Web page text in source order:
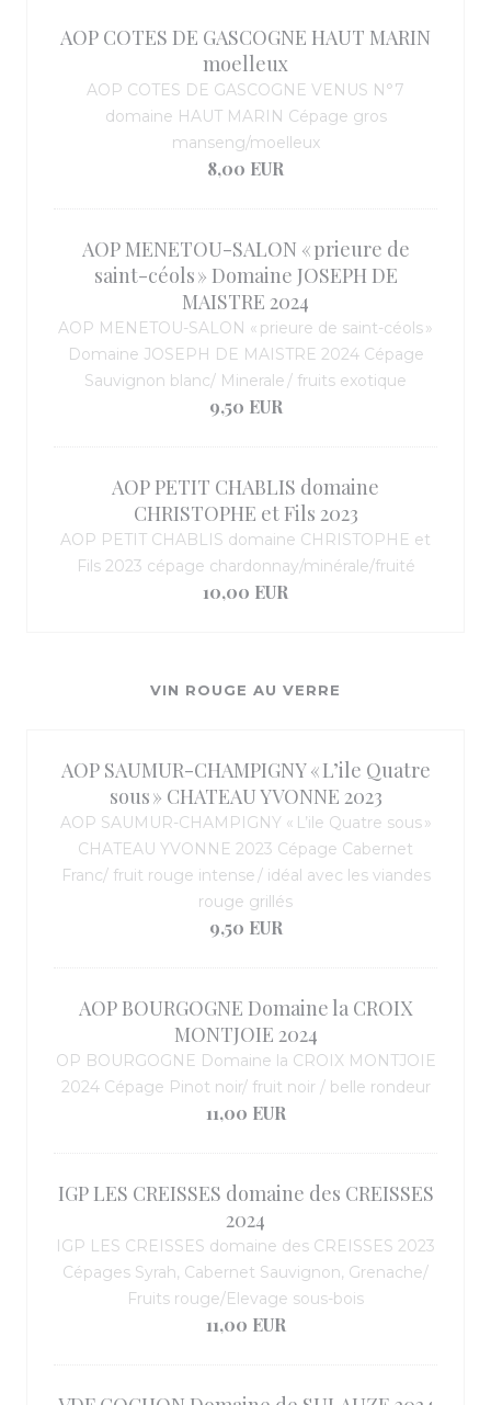
AOP COTES DE GASCOGNE HAUT MARIN
moelleux
AOP COTES DE GASCOGNE VENUS N°7
domaine HAUT MARIN Cépage gros
manseng/moelleux
8,00 EUR
AOP MENETOU-SALON « prieure de
saint-céols » Domaine JOSEPH DE
MAISTRE 2024
AOP MENETOU-SALON « prieure de saint-céols »
Domaine JOSEPH DE MAISTRE 2024 Cépage
Sauvignon blanc/ Minerale / fruits exotique
9,50 EUR
AOP PETIT CHABLIS domaine
CHRISTOPHE et Fils 2023
AOP PETIT CHABLIS domaine CHRISTOPHE et
Fils 2023 cépage chardonnay/minérale/fruité
10,00 EUR
VIN ROUGE AU VERRE
AOP SAUMUR-CHAMPIGNY « L’ile Quatre
sous » CHATEAU YVONNE 2023
AOP SAUMUR-CHAMPIGNY « L’ile Quatre sous »
CHATEAU YVONNE 2023 Cépage Cabernet
Franc/ fruit rouge intense / idéal avec les viandes
rouge grillés
9,50 EUR
AOP BOURGOGNE Domaine la CROIX
MONTJOIE 2024
OP BOURGOGNE Domaine la CROIX MONTJOIE
2024 Cépage Pinot noir/ fruit noir / belle rondeur
11,00 EUR
IGP LES CREISSES domaine des CREISSES
2024
IGP LES CREISSES domaine des CREISSES 2023
Cépages Syrah, Cabernet Sauvignon, Grenache/
Fruits rouge/Elevage sous-bois
11,00 EUR